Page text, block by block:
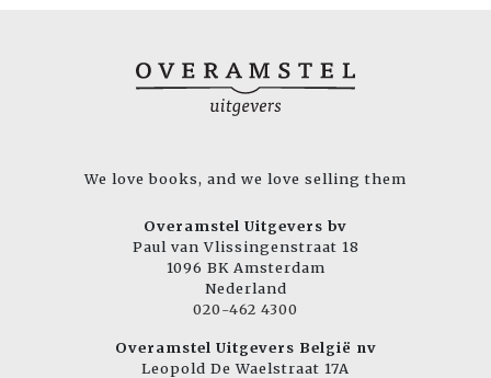
We love books, and we love selling them
Overamstel Uitgevers bv
Paul van Vlissingenstraat 18
1096 BK Amsterdam
Nederland
020-462 4300
Overamstel Uitgevers België nv
Leopold De Waelstraat 17A